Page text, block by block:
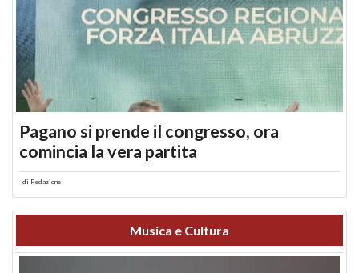
Pagano si prende il congresso, ora
comincia la vera partita
di Redazione
Musica e Cultura